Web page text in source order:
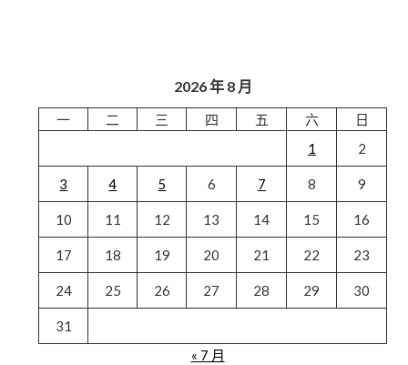
2026 年 8 月
一 二 三 四 五 六
日
1
2
3 4 5 6 7 8 9
10 11 12 13 14 15 16
17 18 19 20 21 22 23
24 25 26 27 28 29 30
31
« 7 月